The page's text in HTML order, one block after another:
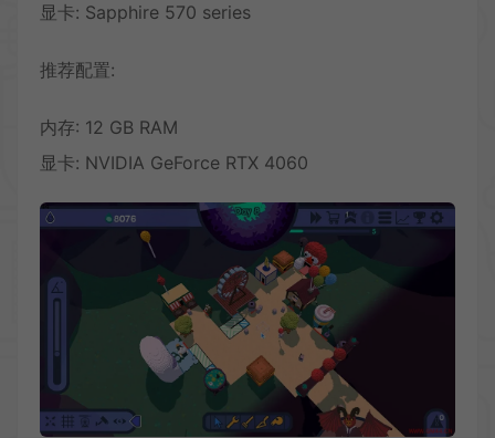
显卡: Sapphire 570 series
推荐配置:
内存: 12 GB RAM
显卡: NVIDIA GeForce RTX 4060